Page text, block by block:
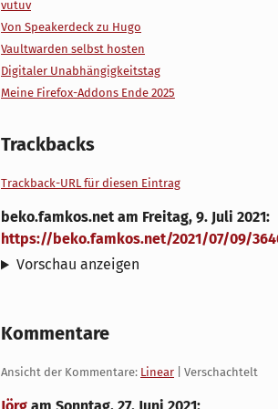
vutuv
Von Speakerdeck zu Hugo
Vaultwarden selbst hosten
Digitaler Unabhängigkeitstag
Meine Firefox-Addons Ende 2025
Trackbacks
Trackback-URL für diesen Eintrag
beko.famkos.net am Freitag, 9. Juli 2021:
https://beko.famkos.net/2021/07/09/
Vorschau anzeigen
Kommentare
Ansicht der Kommentare: Linear | Verschachtelt